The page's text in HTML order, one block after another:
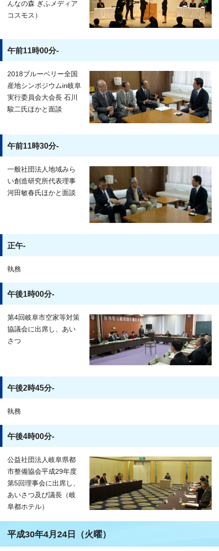
んなの森 ぎふメディア
コスモス）
午前11時00分-
2018ブルーベリー全国
産地シンポジウムin岐阜
実行委員会大会長 石川
駿二氏ほかと面談
午前11時30分-
一般社団法人地域みら
い創造研究所代表理事
河田敏春氏ほかと面談
正午-
執務
午後1時00分-
第4回岐阜市空家等対策
協議会に出席し、あい
さつ
午後2時45分-
執務
午後4時00分-
公益社団法人岐阜県都
市整備協会平成29年度
第5回理事会に出席し、
あいさつ及び議長（岐
阜都ホテル）
平成30年4月24日（火曜）